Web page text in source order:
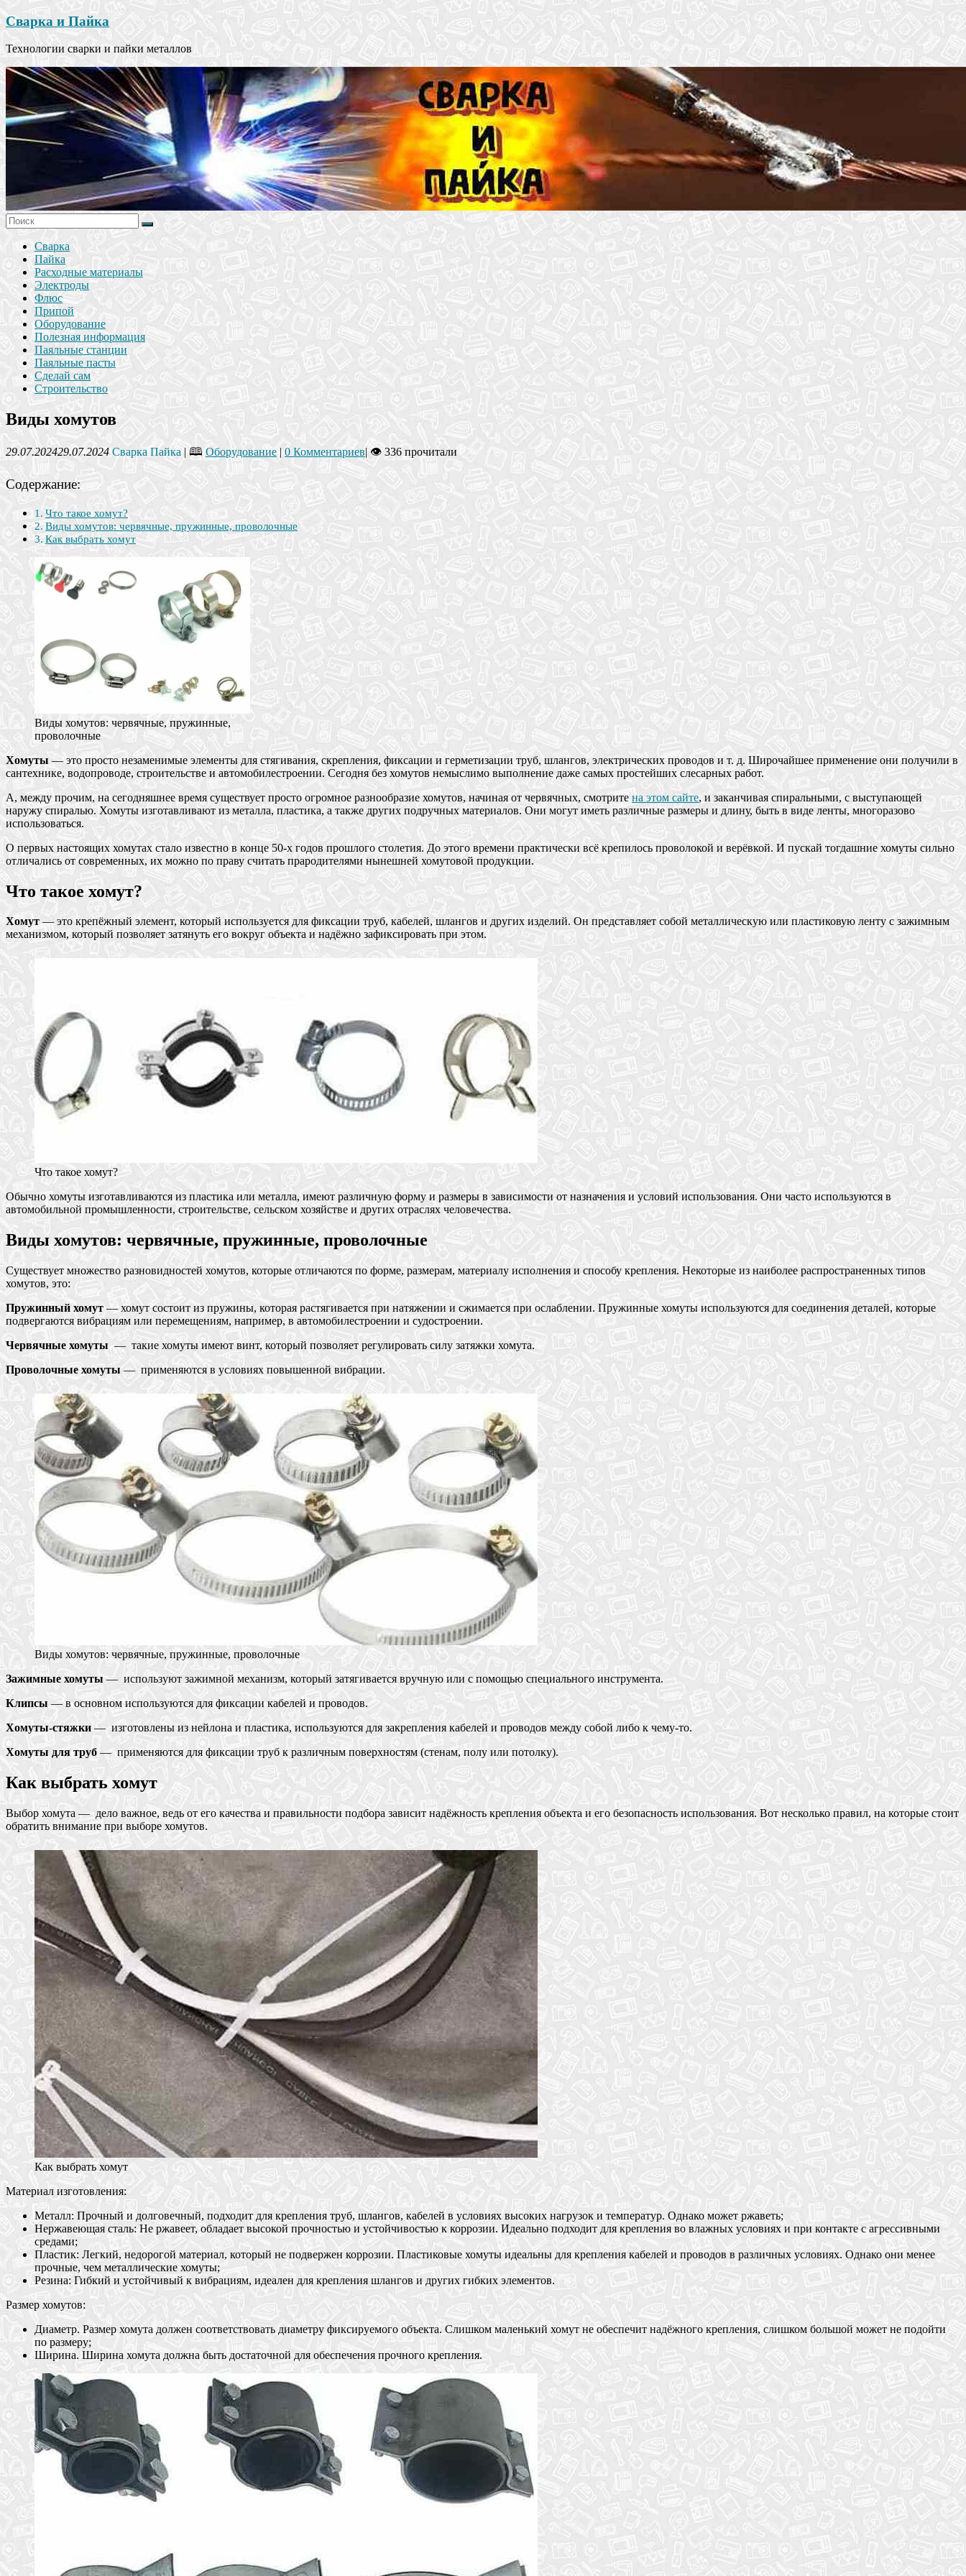
Сварка и Пайка
Технологии сварки и пайки металлов
Сварка
Пайка
Расходные материалы
Электроды
Флюс
Припой
Оборудование
Полезная информация
Паяльные станции
Паяльные пасты
Сделай сам
Строительство
Виды хомутов
29.07.202429.07.2024 Сварка Пайка | 🕮 Оборудование | 0 Комментариев| 👁 336 прочитали
Содержание:
Что такое хомут?
Виды хомутов: червячные, пружинные, проволочные
Как выбрать хомут
Виды хомутов: червячные, пружинные,
проволочные
Хомуты — это просто незаменимые элементы для стягивания, скрепления, фиксации и герметизации труб, шлангов, электрических проводов и т. д. Широчайшее применение они получили в
сантехнике, водопроводе, строительстве и автомобилестроении. Сегодня без хомутов немыслимо выполнение даже самых простейших слесарных работ.
А, между прочим, на сегодняшнее время существует просто огромное разнообразие хомутов, начиная от червячных, смотрите на этом сайте, и заканчивая спиральными, с выступающей
наружу спиралью. Хомуты изготавливают из металла, пластика, а также других подручных материалов. Они могут иметь различные размеры и длину, быть в виде ленты, многоразово
использоваться.
О первых настоящих хомутах стало известно в конце 50-х годов прошлого столетия. До этого времени практически всё крепилось проволокой и верёвкой. И пускай тогдашние хомуты сильно
отличались от современных, их можно по праву считать прародителями нынешней хомутовой продукции.
Что такое хомут?
Хомут— это крепёжный элемент, который используется для фиксации труб, кабелей, шлангов и других изделий. Он представляет собой металлическую или пластиковую ленту с зажимным
механизмом, который позволяет затянуть его вокруг объекта и надёжно зафиксировать при этом.
Что такое хомут?
Обычно хомуты изготавливаются из пластика или металла, имеют различную форму и размеры в зависимости от назначения и условий использования. Они часто используются в
автомобильной промышленности, строительстве, сельском хозяйстве и других отраслях человечества.
Виды хомутов: червячные, пружинные, проволочные
Существует множество разновидностей хомутов, которые отличаются по форме, размерам, материалу исполнения и способу крепления. Некоторые из наиболее распространенных типов
хомутов, это:
Пружинный хомут — хомут состоит из пружины, которая растягивается при натяжении и сжимается при ослаблении. Пружинные хомуты используются для соединения деталей, которые
подвергаются вибрациям или перемещениям, например, в автомобилестроении и судостроении.
Червячные хомуты — такие хомуты имеют винт, который позволяет регулировать силу затяжки хомута.
Проволочные хомуты — применяются в условиях повышенной вибрации.
Виды хомутов: червячные, пружинные, проволочные
Зажимные хомуты — используют зажимной механизм, который затягивается вручную или с помощью специального инструмента.
Клипсы — в основном используются для фиксации кабелей и проводов.
Хомуты-стяжки— изготовлены из нейлона и пластика, используются для закрепления кабелей и проводов между собой либо к чему-то.
Хомуты для труб— применяются для фиксации труб к различным поверхностям (стенам, полу или потолку).
Как выбрать хомут
Выбор хомута — дело важное, ведь от его качества и правильности подбора зависит надёжность крепления объекта и его безопасность использования. Вот несколько правил, на которые стоит
обратить внимание при выборе хомутов.
Как выбрать хомут
Материал изготовления:
Металл: Прочный и долговечный, подходит для крепления труб, шлангов, кабелей в условиях высоких нагрузок и температур. Однако может ржаветь;
Нержавеющая сталь: Не ржавеет, обладает высокой прочностью и устойчивостью к коррозии. Идеально подходит для крепления во влажных условиях и при контакте с агрессивными
средами;
Пластик: Легкий, недорогой материал, который не подвержен коррозии. Пластиковые хомуты идеальны для крепления кабелей и проводов в различных условиях. Однако они менее
прочные, чем металлические хомуты;
Резина: Гибкий и устойчивый к вибрациям, идеален для крепления шлангов и других гибких элементов.
Размер хомутов:
Диаметр. Размер хомута должен соответствовать диаметру фиксируемого объекта. Слишком маленький хомут не обеспечит надёжного крепления, слишком большой может не подойти
по размеру;
Ширина. Ширина хомута должна быть достаточной для обеспечения прочного крепления.